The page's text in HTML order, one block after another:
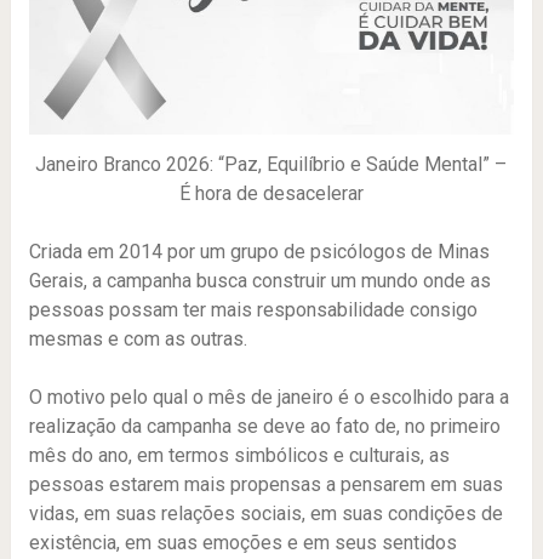
Janeiro Branco 2026: “Paz, Equilíbrio e Saúde Mental” –
É hora de desacelerar
Criada em 2014 por um grupo de psicólogos de Minas
Gerais, a campanha busca construir um mundo onde as
pessoas possam ter mais responsabilidade consigo
mesmas e com as outras.
O motivo pelo qual o mês de janeiro é o escolhido para a
realização da campanha se deve ao fato de, no primeiro
mês do ano, em termos simbólicos e culturais, as
pessoas estarem mais propensas a pensarem em suas
vidas, em suas relações sociais, em suas condições de
existência, em suas emoções e em seus sentidos